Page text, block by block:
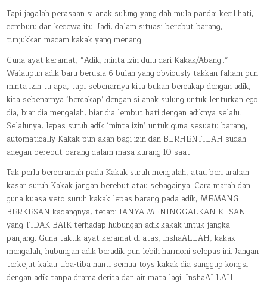
Tapi jagalah perasaan si anak sulung yang dah mula pandai kecil hati,
cemburu dan kecewa itu. Jadi, dalam situasi berebut barang,
tunjukkan macam kakak yang menang.
Guna ayat keramat, “Adik, minta izin dulu dari Kakak/Abang..”
Walaupun adik baru berusia 6 bulan yang obviously takkan faham pun
minta izin tu apa, tapi sebenarnya kita bukan bercakap dengan adik,
kita sebenarnya ‘bercakap’ dengan si anak sulung untuk lenturkan ego
dia, biar dia mengalah, biar dia lembut hati dengan adiknya selalu.
Selalunya, lepas suruh adik ‘minta izin’ untuk guna sesuatu barang,
automatically Kakak pun akan bagi izin dan BERHENTILAH sudah
adegan berebut barang dalam masa kurang 10 saat.
Tak perlu berceramah pada Kakak suruh mengalah, atau beri arahan
kasar suruh Kakak jangan berebut atau sebagainya. Cara marah dan
guna kuasa veto suruh kakak lepas barang pada adik, MEMANG
BERKESAN kadangnya, tetapi IANYA MENINGGALKAN KESAN
yang TIDAK BAIK terhadap hubungan adik-kakak untuk jangka
panjang. Guna taktik ayat keramat di atas, inshaALLAH, kakak
mengalah, hubungan adik beradik pun lebih harmoni selepas ini. Jangan
terkejut kalau tiba-tiba nanti semua toys kakak dia sanggup kongsi
dengan adik tanpa drama derita dan air mata lagi. InshaALLAH.